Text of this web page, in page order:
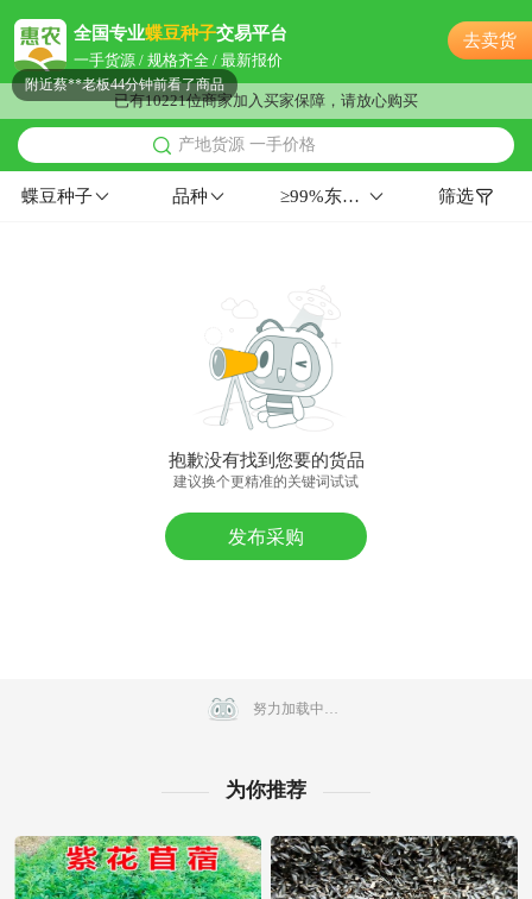
全国专业蝶豆种子交易平台
一手货源 / 规格齐全 / 最新报价
去卖货
已有10221位商家加入买家保障，请放心购买
产地货源 一手价格
附近汤**老板7小时前看了商品
附近郑**老板20小时前询价供应商
附近蔡**老板44分钟前看了商品
附近康**老板30分钟前获取了报价
附近洪**老板15小时前成功采购
附近秦**老板15小时前获取了报价
附近宁**老板36分钟前看了商品
附近康**老板7小时前询价供应商
附近吴**老板7分钟前成功采购
附近吴**老板15小时前看了商品
蝶豆种子 品种 ≥99%东北≥99%≤5%≥90% 筛选
抱歉没有找到您要的货品
建议换个更精准的关键词试试
发布采购
努力加载中…
为你推荐